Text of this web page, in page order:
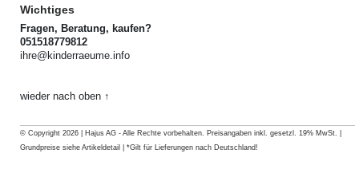
Wichtiges
Fragen, Beratung, kaufen?
051518779812
ihre@kinderraeume.info
wieder nach oben ↑
© Copyright 2026 | Hajus AG - Alle Rechte vorbehalten. Preisangaben inkl. gesetzl. 19% MwSt. |
Grundpreise siehe Artikeldetail | *Gilt für Lieferungen nach Deutschland!